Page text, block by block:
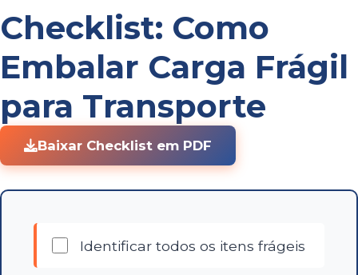
Checklist: Como
Embalar Carga Frágil
para Transporte
Baixar Checklist em PDF
Identificar todos os itens frágeis